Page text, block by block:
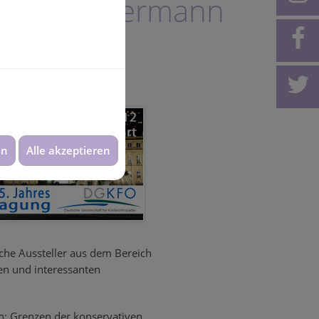
Alle akzeptieren
Fleddermann
Aussteller aus dem Bereich
und interessanten